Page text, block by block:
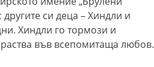
си деца – Хиндли и
Хиндли го тормози и
във всепомитаща любов.